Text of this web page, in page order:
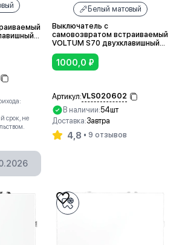
срок, не
Белый матовый
Выключатель с
самовозвратом встраиваемый
VOLTUM S70 двухклавишный
10А (белый матовый)
1000,0 ₽
Артикул:VLS020602
В наличии:54шт
Доставка:Завтра
4,8 9 отзывов